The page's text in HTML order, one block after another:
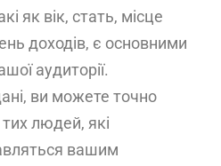
як вік, стать, місце
доходів, є основними
аудиторії.
ви можете точно
людей, які
вашим